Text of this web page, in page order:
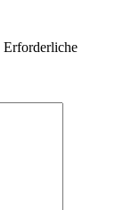
Erforderliche